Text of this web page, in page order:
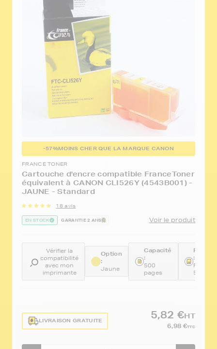
-57%MOINS CHER QUE LA MARQUE CANON
FRANCE TONER
Cartouche d'encre compatible FranceToner
équivalent à CANON CLI526Y (4543B001) -
JAUNE - Standard
18 avis
EN STOCK GARANTIE 2 ANS Voir le produit
Vérifier la
compatibilité
avec mon
imprimante
Option
:
Jaune
Capacité
:
500
pages
:
526Y
LIVRAISON GRATUITE
5,82 €HT
6,98 €TTC